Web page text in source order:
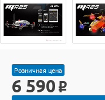
Розничная цена
6 590 o